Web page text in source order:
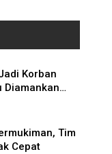
Korban
Diamankan…
Tim
Cepat